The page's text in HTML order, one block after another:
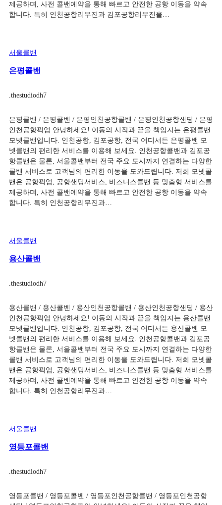
제공하며, 사전 콜밴예약을 통해 빠르고 안전한 공항 이동을 약속
합니다. 특히 인천공항리무진과 김포공항리무진을…
서울콜밴
은평콜밴
.thestudiodh7
은평콜밴 / 은평콜벤 / 은평인천공항콜밴 / 은평인천공항샌딩 / 은평
인천공항픽업 안녕하세요! 이동의 시작과 끝을 책임지는 은평콜밴
모넷콜밴입니다. 인천공항, 김포공항, 전국 어디서든 은평콜밴 모
넷콜밴의 편리한 서비스를 이용해 보세요. 인천공항콜밴과 김포공
항콜밴은 물론, 서울콜밴부터 전국 주요 도시까지 연결하는 다양한
콜밴 서비스로 고객님의 편리한 이동을 도와드립니다. 저희 모넷콜
밴은 공항픽업, 공항샌딩서비스, 비즈니스콜밴 등 맞춤형 서비스를
제공하며, 사전 콜밴예약을 통해 빠르고 안전한 공항 이동을 약속
합니다. 특히 인천공항리무진과…
서울콜밴
용산콜밴
.thestudiodh7
용산콜밴 / 용산콜벤 / 용산인천공항콜밴 / 용산인천공항샌딩 / 용산
인천공항픽업 안녕하세요! 이동의 시작과 끝을 책임지는 용산콜밴
모넷콜밴입니다. 인천공항, 김포공항, 전국 어디서든 용산콜밴 모
넷콜밴의 편리한 서비스를 이용해 보세요. 인천공항콜밴과 김포공
항콜밴은 물론, 서울콜밴부터 전국 주요 도시까지 연결하는 다양한
콜밴 서비스로 고객님의 편리한 이동을 도와드립니다. 저희 모넷콜
밴은 공항픽업, 공항샌딩서비스, 비즈니스콜밴 등 맞춤형 서비스를
제공하며, 사전 콜밴예약을 통해 빠르고 안전한 공항 이동을 약속
합니다. 특히 인천공항리무진과…
서울콜밴
영등포콜밴
.thestudiodh7
영등포콜밴 / 영등포콜벤 / 영등포인천공항콜밴 / 영등포인천공항